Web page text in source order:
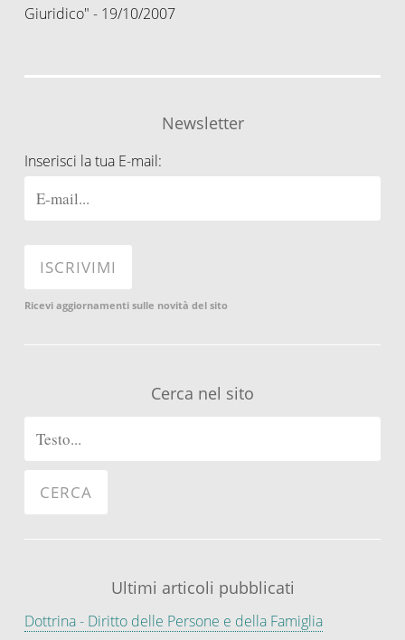
Giuridico" - 19/10/2007
Newsletter
Inserisci la tua E-mail:
Ricevi aggiornamenti sulle novità del sito
Cerca nel sito
Ultimi articoli pubblicati
Dottrina - Diritto delle Persone e della Famiglia